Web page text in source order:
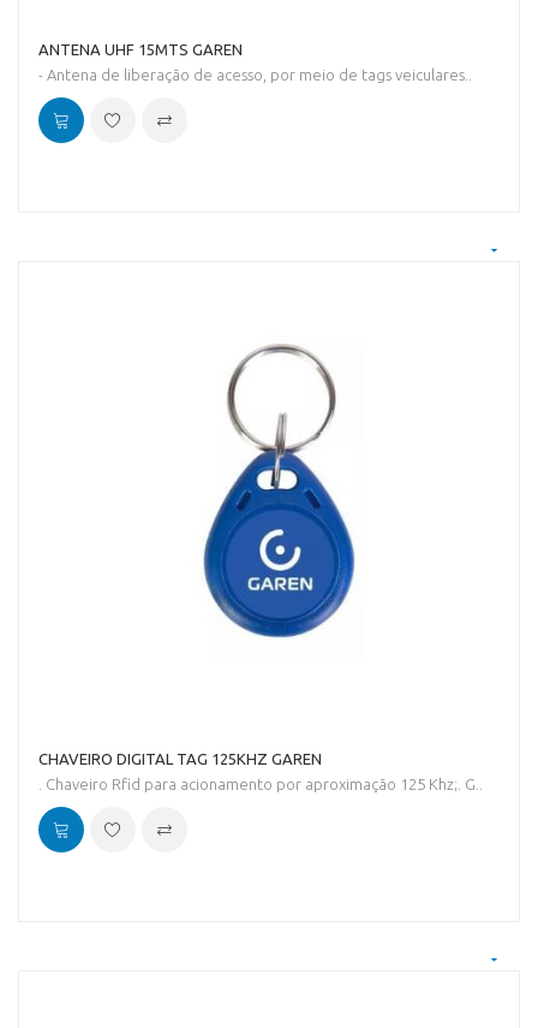
ANTENA UHF 15MTS GAREN
- Antena de liberação de acesso, por meio de tags veiculares..
CHAVEIRO DIGITAL TAG 125KHZ GAREN
. Chaveiro Rfid para acionamento por aproximação 125 Khz;. G..